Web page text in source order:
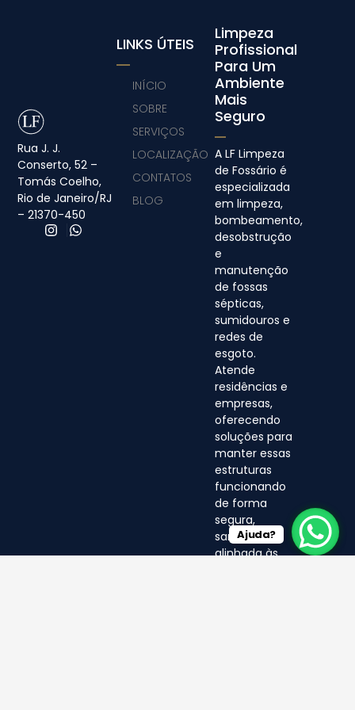
Rua J. J.
Conserto, 52 –
Tomás Coelho,
Rio de Janeiro/RJ
– 21370-450
Limpeza
Profissional
Para Um
Ambiente
Mais
Seguro
A LF Limpeza
de Fossário é
especializada
em limpeza,
bombeamento,
desobstrução
e
manutenção
de fossas
sépticas,
sumidouros e
redes de
esgoto.
Atende
residências e
empresas,
oferecendo
soluções para
manter essas
estruturas
funcionando
de forma
segura,
sanitária e
alinhada às
LINKS ÚTEIS
INÍCIO
SOBRE
SERVIÇOS
LOCALIZAÇÃO
CONTATOS
BLOG
Ajuda?